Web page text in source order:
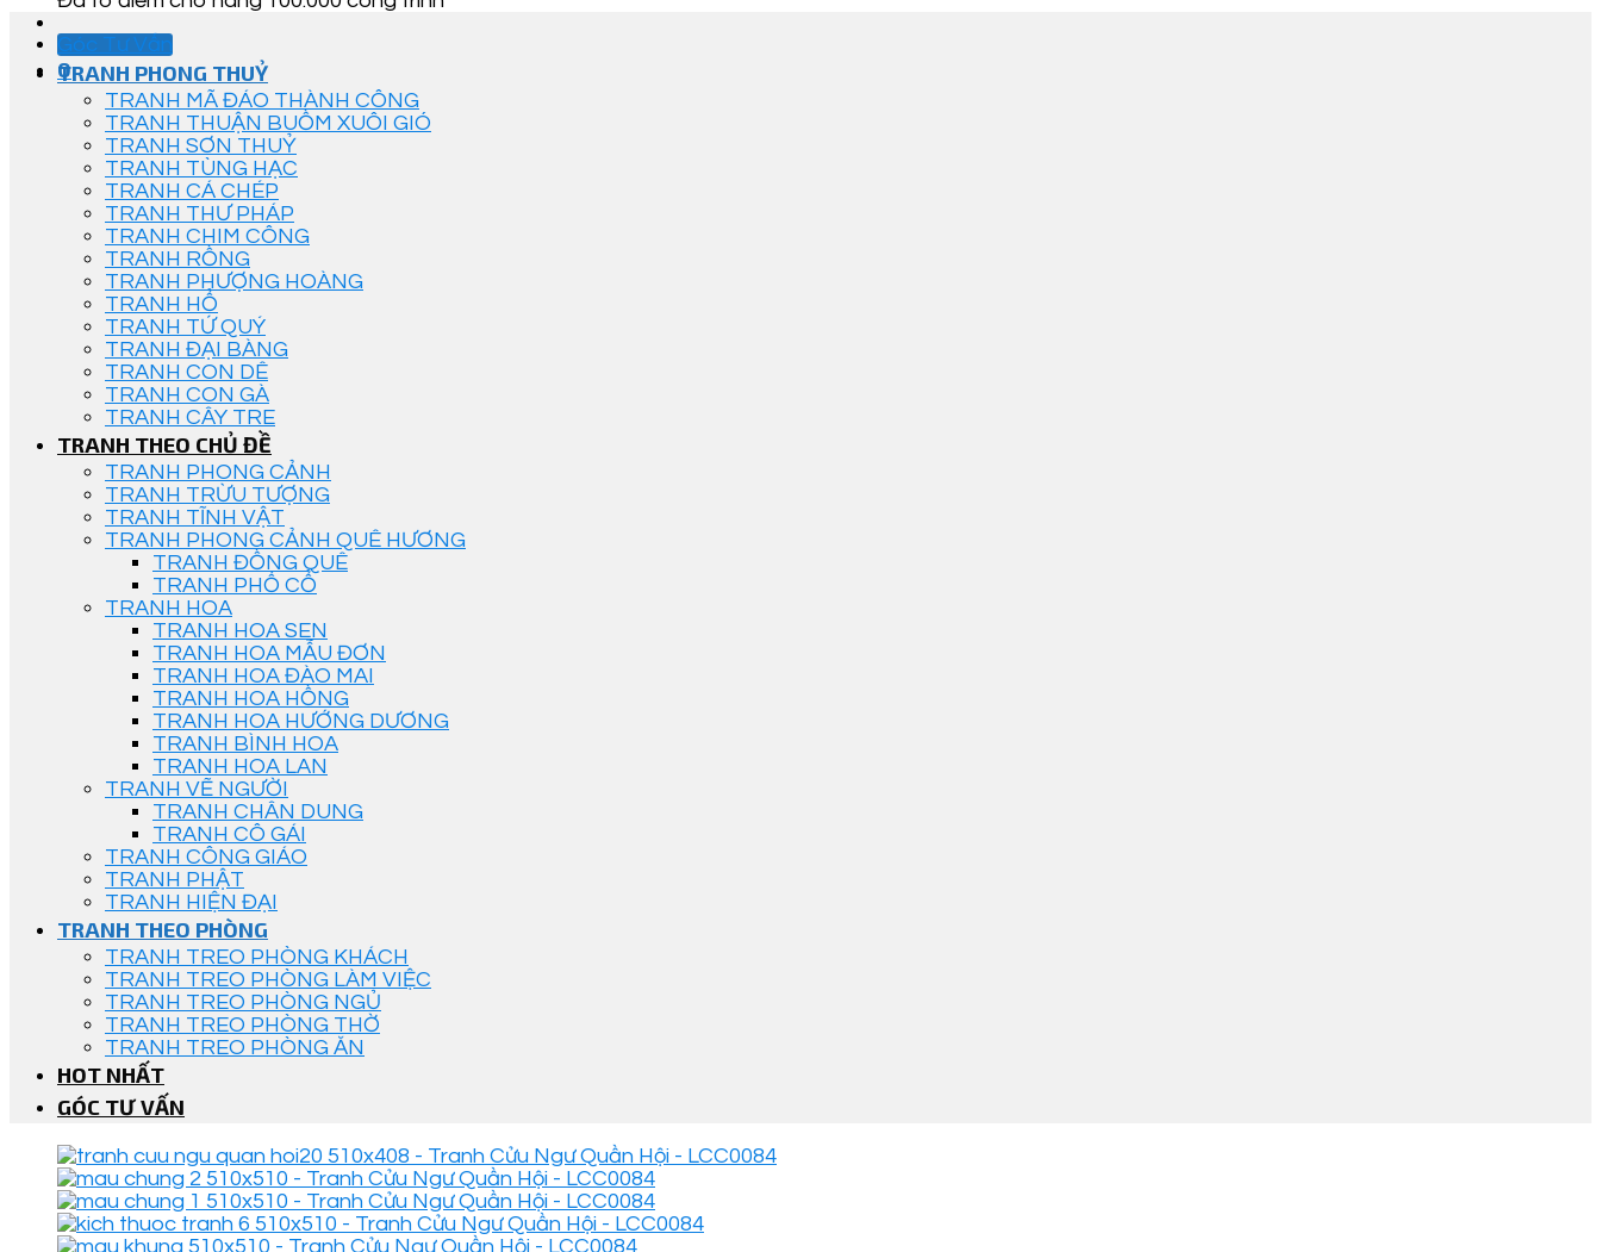
Góc Tư Vấn
0
TRANH PHONG THUỶ
TRANH MÃ ĐÁO THÀNH CÔNG
TRANH THUẬN BUỒM XUÔI GIÓ
TRANH SƠN THUỶ
TRANH TÙNG HẠC
TRANH CÁ CHÉP
TRANH THƯ PHÁP
TRANH CHIM CÔNG
TRANH RỒNG
TRANH PHƯỢNG HOÀNG
TRANH HỔ
TRANH TỨ QUÝ
TRANH ĐẠI BÀNG
TRANH CON DÊ
TRANH CON GÀ
TRANH CÂY TRE
TRANH THEO CHỦ ĐỀ
TRANH PHONG CẢNH
TRANH TRỪU TƯỢNG
TRANH TĨNH VẬT
TRANH PHONG CẢNH QUÊ HƯƠNG
TRANH ĐỒNG QUÊ
TRANH PHỐ CỔ
TRANH HOA
TRANH HOA SEN
TRANH HOA MẪU ĐƠN
TRANH HOA ĐÀO MAI
TRANH HOA HỒNG
TRANH HOA HƯỚNG DƯƠNG
TRANH BÌNH HOA
TRANH HOA LAN
TRANH VẼ NGƯỜI
TRANH CHÂN DUNG
TRANH CÔ GÁI
TRANH CÔNG GIÁO
TRANH PHẬT
TRANH HIỆN ĐẠI
TRANH THEO PHÒNG
TRANH TREO PHÒNG KHÁCH
TRANH TREO PHÒNG LÀM VIỆC
TRANH TREO PHÒNG NGỦ
TRANH TREO PHÒNG THỜ
TRANH TREO PHÒNG ĂN
HOT NHẤT
GÓC TƯ VẤN